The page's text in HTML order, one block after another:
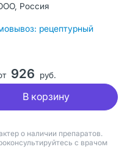
Россия
рецептурный
926 руб.
В корзину
о наличии препаратов.
с врачом